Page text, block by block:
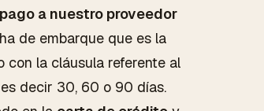
a nuestro proveedor
de embarque que es la
con la cláusula referente al
decir 30, 60 o 90 días.